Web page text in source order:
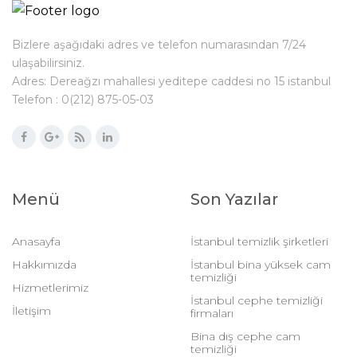
Bizlere aşağıdaki adres ve telefon numarasından 7/24
ulaşabilirsiniz.
Adres: Dereağzı mahallesi yeditepe caddesi no 15 istanbul
Telefon : 0(212) 875-05-03
Menü
Anasayfa
Hakkımızda
Hizmetlerimiz
İletişim
Son Yazılar
İstanbul temizlik şirketleri
İstanbul bina yüksek cam
temizliği
İstanbul cephe temizliği
firmaları
Bina dış cephe cam
temizliği